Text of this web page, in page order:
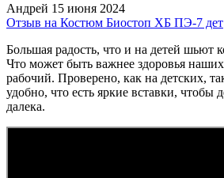
Андрей 15 июня 2024
Отзыв на Костюм Биостоп ХБ ПЭ-7 дет
Большая радость, что и на детей шьют
Что может быть важнее здоровья
рабочий. Проверено, как на детских,
удобно, что есть яркие вставки, чтобы
далека.